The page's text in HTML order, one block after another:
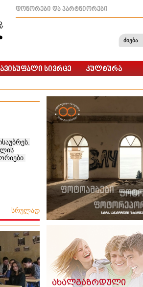
დონორები და პარტნიორები
სრულად